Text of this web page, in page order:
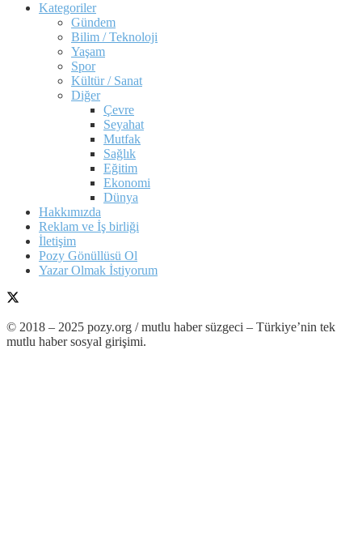
Kategoriler
Gündem
Bilim / Teknoloji
Yaşam
Spor
Kültür / Sanat
Diğer
Çevre
Seyahat
Mutfak
Sağlık
Eğitim
Ekonomi
Dünya
Hakkımızda
Reklam ve İş birliği
İletişim
Pozy Gönüllüsü Ol
Yazar Olmak İstiyorum
© 2018 – 2025 pozy.org / mutlu haber süzgeci – Türkiye’nin tek
mutlu haber sosyal girişimi.